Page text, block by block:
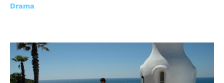
Drama